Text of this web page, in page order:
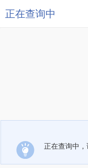
正在查询中
正在查询中